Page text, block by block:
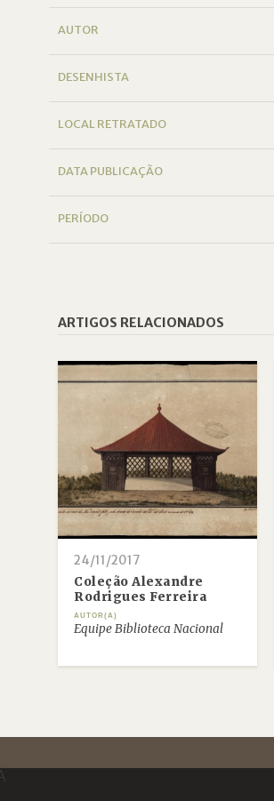
AUTOR
DESENHISTA
LOCAL RETRATADO
DATA PUBLICAÇÃO
PERÍODO
ARTIGOS RELACIONADOS
24/11/2017
Coleção Alexandre
Rodrigues Ferreira
AUTOR(A)
Equipe Biblioteca Nacional